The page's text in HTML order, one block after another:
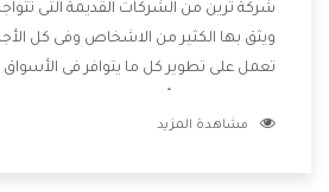
شركة ترين من الشركات القديمة التى
ويثق بها الكثير من الاشخاص وفى كل
تعمل على تطوير كل ما يتوافر فى
للعملاء أقوى العروض والخصومات
مشاهدة المزيد